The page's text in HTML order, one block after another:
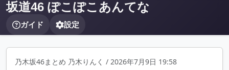
坂道46 ぽこぽこあんてな
ガイド 設定
乃木坂46まとめ 乃木りんく / 2026年7月9日 19:58